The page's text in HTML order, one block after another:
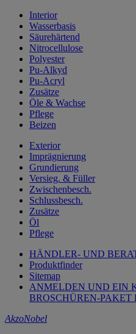
Interior
Wasserbasis
Säurehärtend
Nitrocellulose
Polyester
Pu-Alkyd
Pu-Acryl
Zusätze
Öle & Wachse
Pflege
Beizen
Exterior
Imprägnierung
Grundierung
Versieg. & Füller
Zwischenbesch.
Schlussbesch.
Zusätze
Öl
Pflege
HÄNDLER- UND
Produktfinder
Sitemap
ANMELDEN UND EIN
BROSCHÜREN-PAKET
AkzoNobel